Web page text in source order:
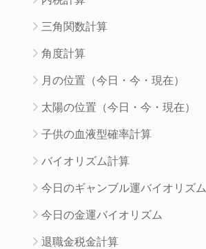
三角関数計算
角度計算
月の位置（今日・今・現在）
太陽の位置（今日・今・現在）
子供の血液型確率計算
バイオリズム計算
今日のギャンブル運バイオリズム
今日の金運バイオリズム
退職金税金計算